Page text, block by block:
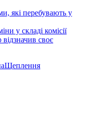
які перебувають у
у складі комісії
своє
Щеплення